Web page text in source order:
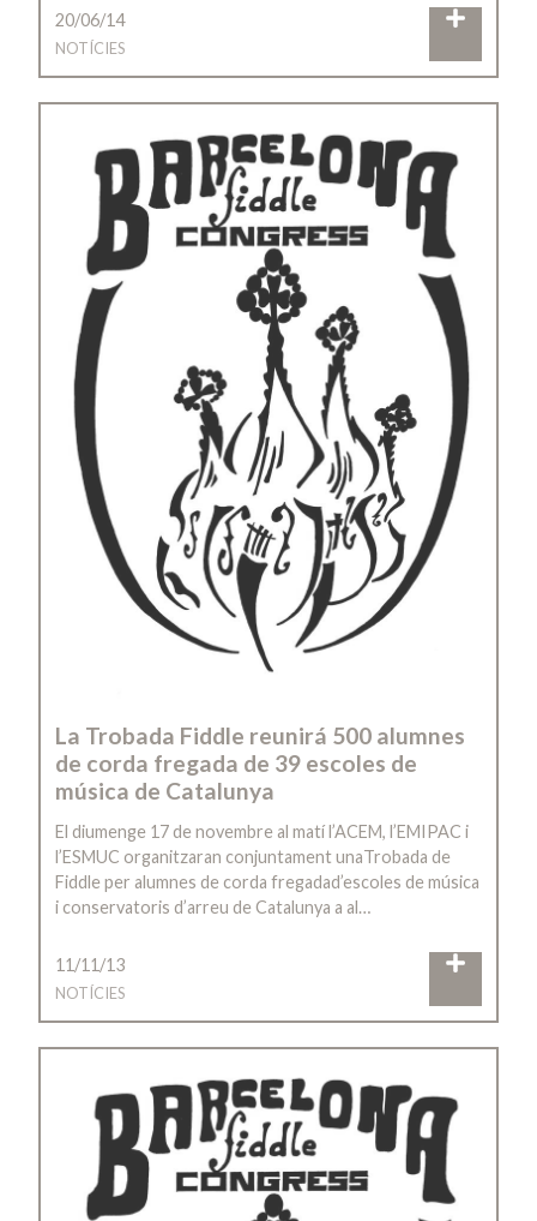
20/06/14
NOTÍCIES
La Trobada Fiddle reunirá 500 alumnes
de corda fregada de 39 escoles de
música de Catalunya
El diumenge 17 de novembre al matí l’ACEM, l’EMIPAC i
l’ESMUC organitzaran conjuntament unaTrobada de
Fiddle per alumnes de corda fregadad’escoles de música
i conservatoris d’arreu de Catalunya a al…
11/11/13
NOTÍCIES